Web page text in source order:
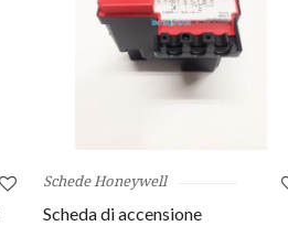
Schede Honeywell
Scheda di accensione